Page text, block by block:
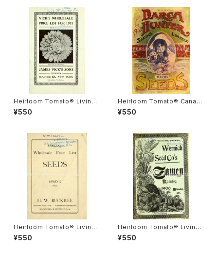
Heirloom Tomato® Livings
ton's Crimson Globe エアル
ーム・トマト・リビングストンズ・
¥550
Heirloom Tomato® Canad
a Pride エアルーム・トマト・カ
ナダ・プライド
¥550
Heirloom Tomato® Livings
ton's Crimson Cushion エア
ルーム・トマト・リビングストン
¥550
Heirloom Tomato® Livings
ton's Boufommenheir エア
ルーム・トマト・リビングストン
¥550